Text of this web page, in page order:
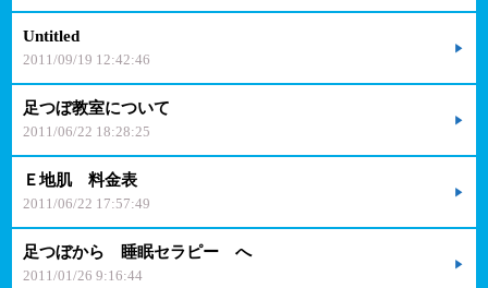
Untitled
2011/09/19 12:42:46
足つぼ教室について
2011/06/22 18:28:25
Ｅ地肌 料金表
2011/06/22 17:57:49
足つぼから 睡眠セラピー へ
2011/01/26 9:16:44